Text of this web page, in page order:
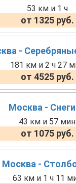
53 км и 1 ч
от 1325 руб.
-
181 км и 2 ч 27
от 4525 руб.
Москва -
43 км и 57 мин
от 1075 руб.
Москва -
63 км и 1 ч 11